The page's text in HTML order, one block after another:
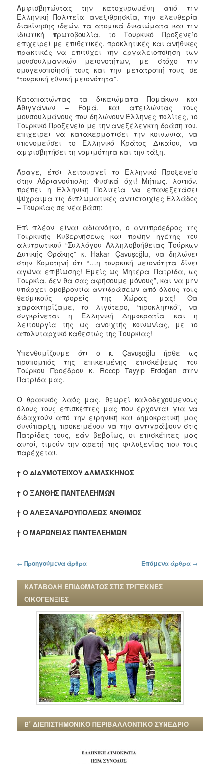
Αμφισβητώντας την κατοχυρωμένη από την
Ελληνική Πολιτεία ανεξιθρησκία, την ελευθερία
διακίνησης ιδεών, τα ατομικά δικαιώματα και την
ιδιωτική πρωτοβουλία, το Τουρκικό Προξενείο
επιχειρεί με επιθετικές, προκλητικές και ανήθικες
πρακτικές να επιτύχει την εργαλειοποίηση των
μουσουλμανικών μειονοτήτων, με στόχο την
ομογενοποίησή τους και την μετατροπή τους σε
“τουρκική εθνική μειονότητα”.
Καταπατώντας τα δικαιώματα Πομάκων και
Αθιγγάνων – Ρομά, και απειλώντας τους
μουσουλμάνους που δηλώνουν Έλληνες πολίτες, το
Τουρκικό Προξενείο με την ανεξέλεγκτη δράση του,
επιχειρεί να κατακερματίσει την κοινωνία, να
υπονομεύσει το Ελληνικό Κράτος Δικαίου, να
αμφισβητήσει τη νομιμότητα και την τάξη.
Άραγε, έτσι λειτουργεί το Ελληνικό Προξενείο
στην Αδριανούπολη; Φυσικά όχι! Μήπως, λοιπόν,
πρέπει η Ελληνική Πολιτεία να επανεξετάσει
ψύχραιμα τις διπλωματικές αντιστοιχίες Ελλάδος
– Τουρκίας σε νέα βάση;
Επί πλέον, είναι αδιανόητο, ο αντιπρόεδρος της
Τουρκικής Κυβερνήσεως και πρώην ηγέτης του
αλυτρωτικού “Συλλόγου Αλληλοβοήθειας Τούρκων
Δυτικής Θράκης” κ. Hakan Çavuşoğlu, να δηλώνει
στην Κομοτηνή ότι “…η τουρκική μειονότητα δίνει
αγώνα επιβίωσης! Εμείς ως Μητέρα Πατρίδα, ως
Τουρκία, δεν θα σας αφήσουμε μόνους”, και να μην
υπάρχει ομοβροντία αντιδράσεων από όλους τους
θεσμικούς φορείς της Χώρας μας! Θα
χαρακτηρίζαμε, το λιγότερο, “προκλητικό”, να
συγκρίνεται η Ελληνική Δημοκρατία και η
λειτουργία της ως ανοιχτής κοινωνίας, με το
απολυταρχικό καθεστώς της Τουρκίας!
Υπενθυμίζουμε ότι ο κ. Çavuşoğlu ήρθε ως
προπομπός της επικειμένης επισκέψεως του
Τούρκου Προέδρου κ. Recep Tayyip Erdoğan στην
Πατρίδα μας.
Ο θρακικός λαός μας, θεωρεί καλοδεχούμενους
όλους τους επισκέπτες μας που έρχονται για να
διδαχτούν από την ειρηνική και δημοκρατική μας
συνύπαρξη, προκειμένου να την αντιγράψουν στις
Πατρίδες τους, εάν βεβαίως, οι επισκέπτες μας
αυτοί, τιμούν την αρετή της φιλοξενίας που τους
παρέχεται.
† Ο ΔΙΔΥΜΟΤΕΙΧΟΥ ΔΑΜΑΣΚΗΝΟΣ
† Ο ΞΑΝΘΗΣ ΠΑΝΤΕΛΕΗΜΩΝ
† Ο ΑΛΕΞΑΝΔΡΟΥΠΟΛΕΩΣ ΑΝΘΙΜΟΣ
† Ο ΜΑΡΩΝΕΙΑΣ ΠΑΝΤΕΛΕΗΜΩΝ
Πλοήγηση στα άρθρα
← Προηγούμενα άρθρα Επόμενα άρθρα →
ΚΑΤΑΒΟΛΗ ΕΠΙΔΟΜΑΤΟΣ ΣΤΙΣ ΤΡΙΤΕΚΝΕΣ
ΟΙΚΟΓΕΝΕΙΕΣ
Β΄ ΔΙΕΠΙΣΤΗΜΟΝΙΚΟ ΠΕΡΙΒΑΛΛΟΝΤΙΚΟ ΣΥΝΕΔΡΙΟ